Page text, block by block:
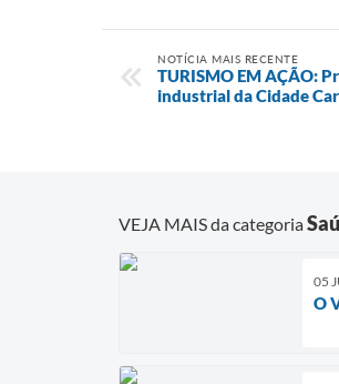
NOTÍCIA MAIS RECENTE
TURISMO EM AÇÃO:
industrial da Cidade
VEJA MAIS da categoria
05
O